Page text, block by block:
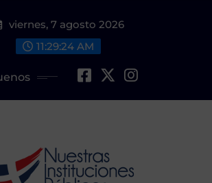
viernes, 7 agosto 2026
11:29:25 AM